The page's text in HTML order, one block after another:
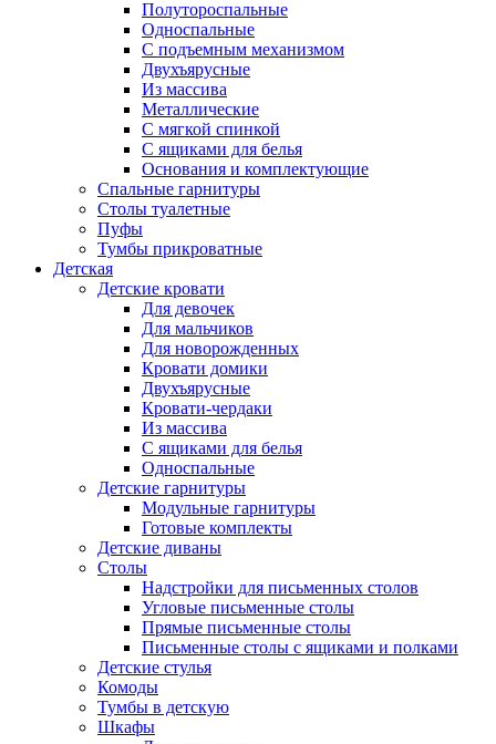
Полутороспальные
Односпальные
С подъемным механизмом
Двухъярусные
Из массива
Металлические
С мягкой спинкой
С ящиками для белья
Основания и комплектующие
Спальные гарнитуры
Столы туалетные
Пуфы
Тумбы прикроватные
Детская
Детские кровати
Для девочек
Для мальчиков
Для новорожденных
Кровати домики
Двухъярусные
Кровати-чердаки
Из массива
С ящиками для белья
Односпальные
Детские гарнитуры
Модульные гарнитуры
Готовые комплекты
Детские диваны
Столы
Надстройки для письменных столов
Угловые письменные столы
Прямые письменные столы
Письменные столы с ящиками и полками
Детские стулья
Комоды
Тумбы в детскую
Шкафы